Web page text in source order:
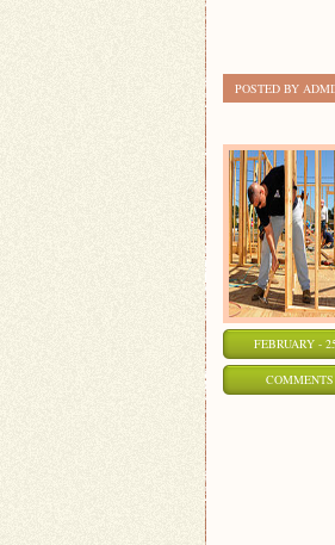
POSTED BY
FEBRUARY -